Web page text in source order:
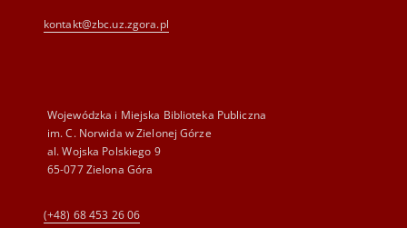
kontakt@zbc.uz.zgora.pl
Wojewódzka i Miejska Biblioteka Publiczna
im. C. Norwida w Zielonej Górze
al. Wojska Polskiego 9
65-077 Zielona Góra
(+48) 68 453 26 06